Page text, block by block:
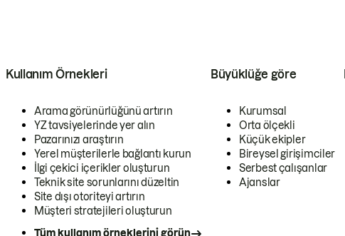
Kullanım Örnekleri
Arama görünürlüğünü artırın
YZ tavsiyelerinde yer alın
Pazarınızı araştırın
Yerel müşterilerle bağlantı kurun
İlgi çekici içerikler oluşturun
Teknik site sorunlarını düzeltin
Site dışı otoriteyi artırın
Müşteri stratejileri oluşturun
Tüm kullanım örneklerini görün
Büyüklüğe göre
Kurumsal
Orta ölçekli
Küçük ekipler
Bireysel girişimciler
Serbest çalışanlar
Ajanslar